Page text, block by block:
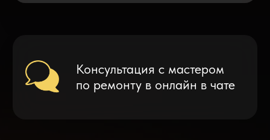
Что делать после замены аккумулятора
на смартфоне?